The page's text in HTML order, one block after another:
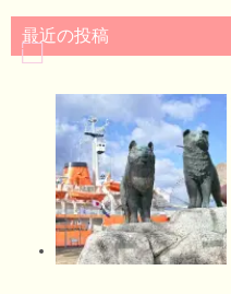
最近の投稿